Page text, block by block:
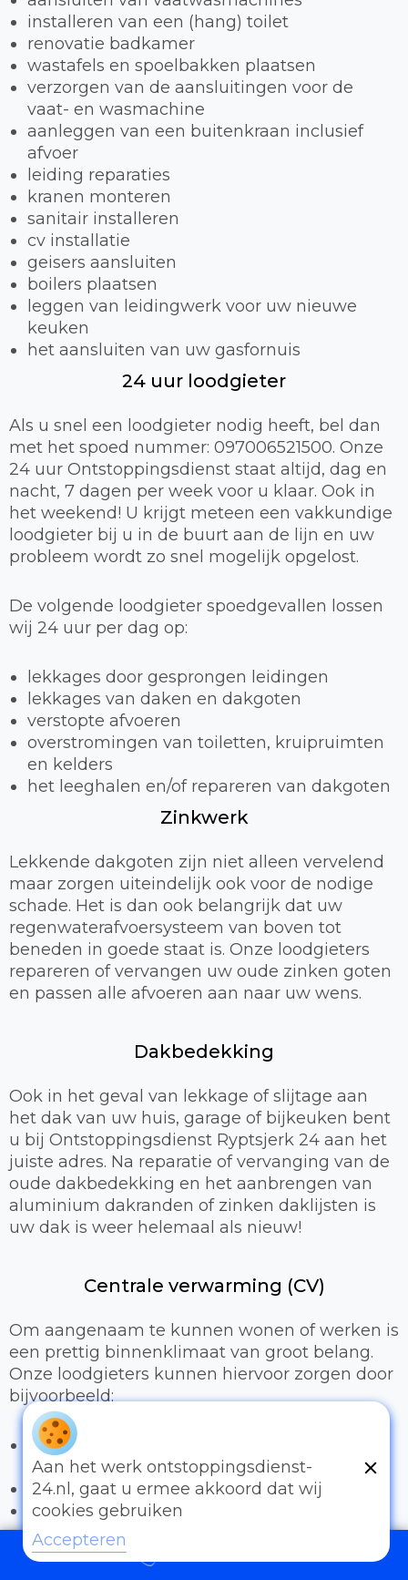
installeren van een (hang) toilet
renovatie badkamer
wastafels en spoelbakken plaatsen
verzorgen van de aansluitingen voor de
vaat- en wasmachine
aanleggen van een buitenkraan inclusief
afvoer
leiding reparaties
kranen monteren
sanitair installeren
cv installatie
geisers aansluiten
boilers plaatsen
leggen van leidingwerk voor uw nieuwe
keuken
het aansluiten van uw gasfornuis
24 uur loodgieter
Als u snel een loodgieter nodig heeft, bel dan
met het spoed nummer: 097006521500. Onze
24 uur Ontstoppingsdienst staat altijd, dag en
nacht, 7 dagen per week voor u klaar. Ook in
het weekend! U krijgt meteen een vakkundige
loodgieter bij u in de buurt aan de lijn en uw
probleem wordt zo snel mogelijk opgelost.
De volgende loodgieter spoedgevallen lossen
wij 24 uur per dag op:
lekkages door gesprongen leidingen
lekkages van daken en dakgoten
verstopte afvoeren
overstromingen van toiletten, kruipruimten
en kelders
het leeghalen en/of repareren van dakgoten
Zinkwerk
Lekkende dakgoten zijn niet alleen vervelend
maar zorgen uiteindelijk ook voor de nodige
schade. Het is dan ook belangrijk dat uw
regenwaterafvoersysteem van boven tot
beneden in goede staat is. Onze loodgieters
repareren of vervangen uw oude zinken goten
en passen alle afvoeren aan naar uw wens.
Dakbedekking
Ook in het geval van lekkage of slijtage aan
het dak van uw huis, garage of bijkeuken bent
u bij Ontstoppingsdienst Ryptsjerk 24 aan het
juiste adres. Na reparatie of vervanging van de
oude dakbedekking en het aanbrengen van
aluminium dakranden of zinken daklijsten is
uw dak is weer helemaal als nieuw!
Centrale verwarming (CV)
Om aangenaam te kunnen wonen of werken is
een prettig binnenklimaat van groot belang.
Onze loodgieters kunnen hiervoor zorgen door
bijvoorbeeld:
Het uitbreiden of compleet installeren van
een cv-installatie
Vervangen van radiatoren/radiatorkranen
Vloerverwarming
Aan het werk ontstoppingsdienst-
24.nl, gaat u ermee akkoord dat wij
cookies gebruiken
Accepteren